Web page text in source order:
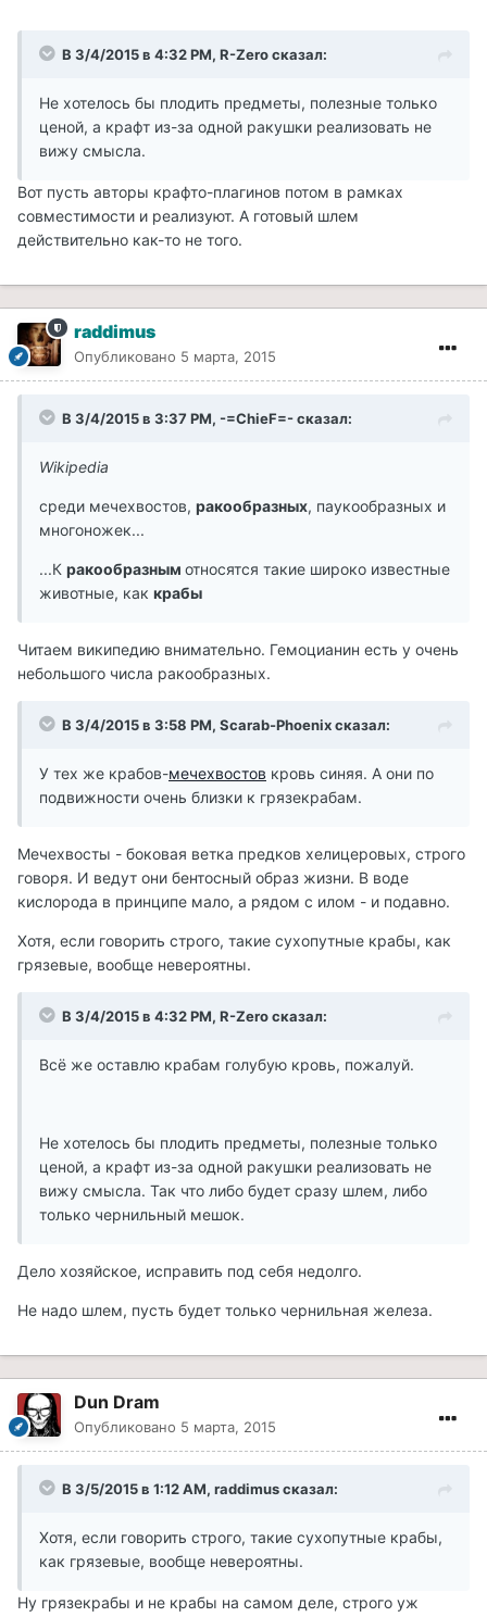
В 3/4/2015 в 4:32 PM, R-Zero сказал:
Не хотелось бы плодить предметы, полезные только
ценой, а крафт из-за одной ракушки реализовать не
вижу смысла.
Вот пусть авторы крафто-плагинов потом в рамках
совместимости и реализуют. А готовый шлем
действительно как-то не того.
raddimus
Опубликовано 5 марта, 2015
В 3/4/2015 в 3:37 PM, -=ChieF=- сказал:
Wikipedia
среди мечехвостов, ракообразных, паукообразных и
многоножек...
...К ракообразным относятся такие широко известные
животные, как крабы
Читаем википедию внимательно. Гемоцианин есть у очень
небольшого числа ракообразных.
В 3/4/2015 в 3:58 PM, Scarab-Phoenix сказал:
У тех же крабов-мечехвостов кровь синяя. А они по
подвижности очень близки к грязекрабам.
Мечехвосты - боковая ветка предков хелицеровых, строго
говоря. И ведут они бентосный образ жизни. В воде
кислорода в принципе мало, а рядом с илом - и подавно.
Хотя, если говорить строго, такие сухопутные крабы, как
грязевые, вообще невероятны.
В 3/4/2015 в 4:32 PM, R-Zero сказал:
Всё же оставлю крабам голубую кровь, пожалуй.
Не хотелось бы плодить предметы, полезные только
ценой, а крафт из-за одной ракушки реализовать не
вижу смысла. Так что либо будет сразу шлем, либо
только чернильный мешок.
Дело хозяйское, исправить под себя недолго.
Не надо шлем, пусть будет только чернильная железа.
Dun Dram
Опубликовано 5 марта, 2015
В 3/5/2015 в 1:12 AM, raddimus сказал:
Хотя, если говорить строго, такие сухопутные крабы,
как грязевые, вообще невероятны.
Ну грязекрабы и не крабы на самом деле, строго уж